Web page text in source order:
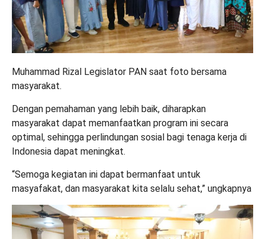
Muhammad Rizal Legislator PAN saat foto bersama
masyarakat.
Dengan pemahaman yang lebih baik, diharapkan
masyarakat dapat memanfaatkan program ini secara
optimal, sehingga perlindungan sosial bagi tenaga kerja di
Indonesia dapat meningkat.
“Semoga kegiatan ini dapat bermanfaat untuk
masyafakat, dan masyarakat kita selalu sehat,” ungkapnya